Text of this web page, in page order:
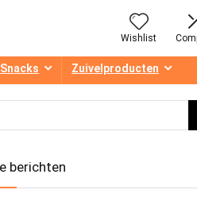
Wishlist
Snacks Zuivelproducten
berichten